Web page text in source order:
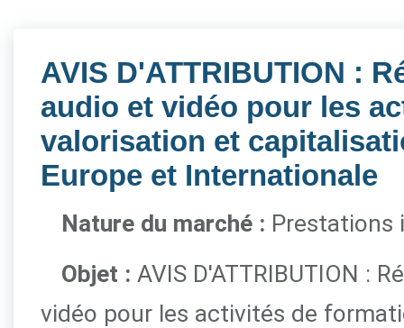
AVIS D'ATTRIBUTION :
audio et vidéo pour les
valorisation et
Europe et Internationale
Nature du marché : Prestations
Objet : AVIS D'ATTRIBUTION :
vidéo pour les activités de